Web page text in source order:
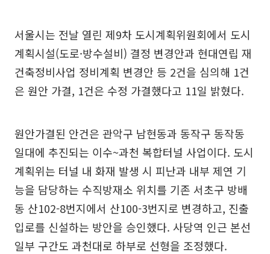
서울시는 전날 열린 제9차 도시계획위원회에서 도시
계획시설(도로·방수설비) 결정 변경안과 현대연립 재
건축정비사업 정비계획 변경안 등 2건을 심의해 1건
은 원안 가결, 1건은 수정 가결했다고 11일 밝혔다.
원안가결된 안건은 관악구 남현동과 동작구 동작동
일대에 추진되는 이수~과천 복합터널 사업이다. 도시
계획위는 터널 내 화재 발생 시 피난과 내부 제연 기
능을 담당하는 수직방재소 위치를 기존 서초구 방배
동 산102-8번지에서 산100-3번지로 변경하고, 진출
입로를 신설하는 방안을 승인했다. 사당역 인근 본선
일부 구간도 과천대로 하부로 선형을 조정했다.